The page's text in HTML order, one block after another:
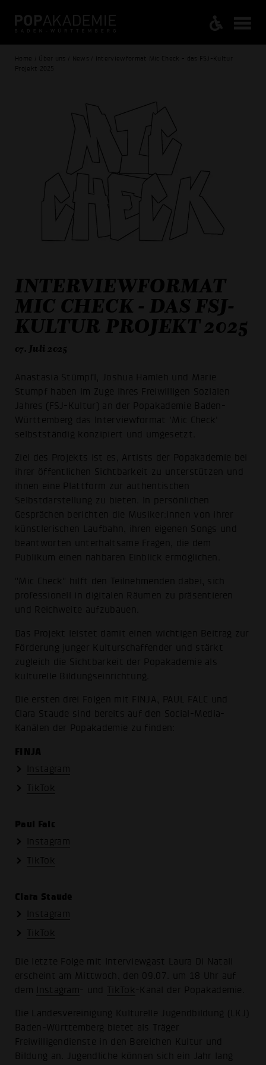
Home / Über uns / News / Interviewformat Mic Check - das FSJ-Kultur
Projekt 2025
INTERVIEWFORMAT
MIC CHECK - DAS FSJ-
KULTUR PROJEKT 2025
07. Juli 2025
Anastasia Stümpfl, Joshua Hamleh und Marie
Stumpf haben im Zuge ihres Freiwilligen Sozialen
Jahres (FSJ-Kultur) an der Popakademie Baden-
Württemberg das Interviewformat 'Mic Check'
selbstständig konzipiert und umgesetzt.
Ziel des Projekts ist es, Artists der Popakademie bei
ihrer öffentlichen Sichtbarkeit zu unterstützen und
ihnen eine Plattform zur authentischen
Selbstdarstellung zu bieten. In persönlichen
Gesprächen berichten die Musiker:innen von ihrer
künstlerischen Laufbahn, ihren eigenen Songs und
beantworten unterhaltsame Fragen, die dem
Publikum einen nahbaren Einblick ermöglichen.
"Mic Check" hilft den Teilnehmenden dabei, sich
professionell in digitalen Räumen zu präsentieren
und Reichweite aufzubauen.
Das Projekt leistet damit einen wichtigen Beitrag zur
Förderung junger Kulturschaffender und stärkt
zugleich die Sichtbarkeit der Popakademie als
kulturelle Bildungseinrichtung.
Die ersten drei Folgen mit FINJA, PAUL FALC und
Clara Staude sind bereits auf den Social-Media-
Kanälen der Popakademie zu finden:
FINJA
Instagram
TikTok
Paul Falc
Instagram
TikTok
Clara Staude
Instagram
TikTok
Die letzte Folge mit Interviewgast Laura Di Natali
erscheint am Mittwoch, den 09.07. um 18 Uhr auf
dem
Instagram- und TikTok -Kanal der Popakademie.
Die Landesvereinigung Kulturelle Jugendbildung (LKJ)
Baden-Württemberg bietet als Träger
Freiwilligendienste in den Bereichen Kultur und
Bildung an. Jugendliche können sich ein Jahr lang